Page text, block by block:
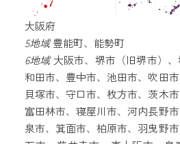
大阪府
5地域豊能町、能勢町
6地域大阪市、堺市（旧堺市）
和田市、豊中市、池田市、吹田市
貝塚市、守口市、枚方市、茨木
富田林市、寝屋川市、河内長野
泉市、箕面市、柏原市、羽曳野